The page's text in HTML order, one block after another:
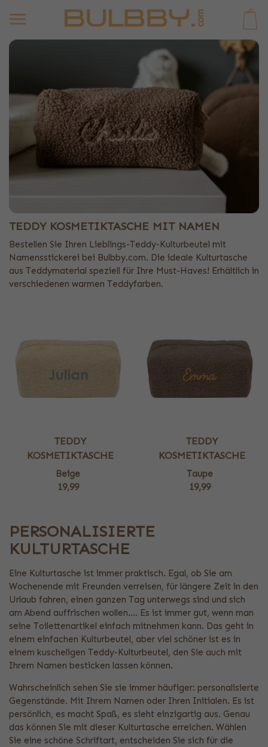
TEDDY KOSMETIKTASCHE MIT NAMEN
Bestellen Sie Ihren Lieblings-Teddy-Kulturbeutel mit
Namensstickerei bei Bulbby.com. Die ideale Kulturtasche
aus Teddymaterial speziell für Ihre Must-Haves! Erhältlich in
verschiedenen warmen Teddyfarben.
TEDDY
KOSMETIKTASCHE
Beige
19,99
TEDDY
KOSMETIKTASCHE
Taupe
19,99
PERSONALISIERTE
KULTURTASCHE
Eine Kulturtasche ist immer praktisch. Egal, ob Sie am
Wochenende mit Freunden verreisen, für längere Zeit in den
Urlaub fahren, einen ganzen Tag unterwegs sind und sich
am Abend auffrischen wollen.... Es ist immer gut, wenn man
seine Toilettenartikel einfach mitnehmen kann. Das geht in
einem einfachen Kulturbeutel, aber viel schöner ist es in
einem kuscheligen Teddy-Kulturbeutel, den Sie auch mit
Ihrem Namen besticken lassen können.
Wahrscheinlich sehen Sie sie immer häufiger: personalisierte
Gegenstände. Mit Ihrem Namen oder Ihren Initialen. Es ist
persönlich, es macht Spaß, es sieht einzigartig aus. Genau
das können Sie mit dieser Kulturtasche erreichen. Wählen
Sie eine schöne Schriftart, entscheiden Sie sich für die